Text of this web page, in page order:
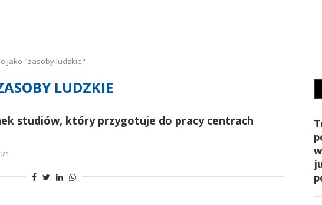
jako "zasoby ludzkie"
LUDZKIE
studiów, który przygotuje do pracy centrach